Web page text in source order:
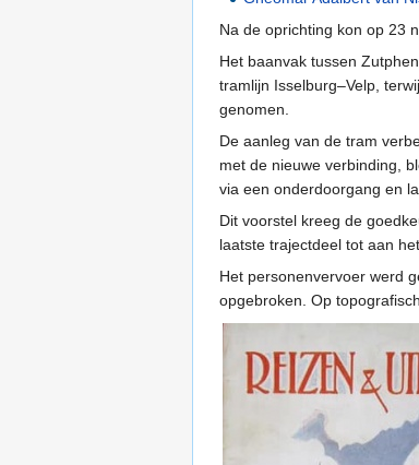
Na de oprichting kon op 23
Het baanvak tussen
tramlijn Isselburg–Velp,
genomen.
De aanleg van de tram
met de nieuwe verbinding,
via een onderdoorgang en
Dit voorstel kreeg de
laatste trajectdeel tot aan
Het personenvervoer werd
opgebroken. Op